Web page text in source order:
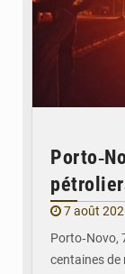
7 août
Porto‑Novo,
centaines de